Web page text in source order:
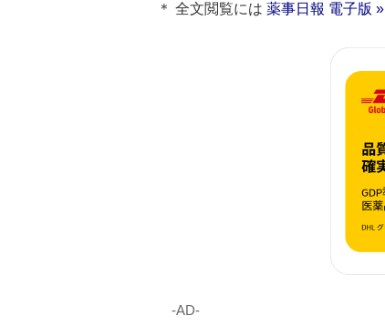
＊ 全文閲覧には 薬事日報 電子版 »
‐AD‐